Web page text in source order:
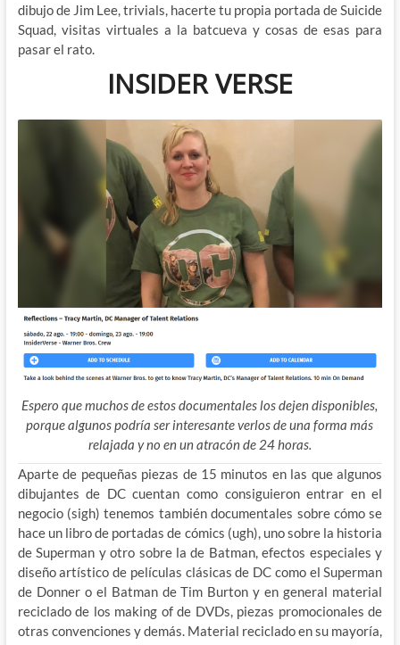
dibujo de Jim Lee, trivials, hacerte tu propia portada de Suicide
Squad, visitas virtuales a la batcueva y cosas de esas para
pasar el rato.
INSIDER VERSE
Espero que muchos de estos documentales los dejen disponibles,
porque algunos podría ser interesante verlos de una forma más
relajada y no en un atracón de 24 horas.
Aparte de pequeñas piezas de 15 minutos en las que algunos
dibujantes de DC cuentan como consiguieron entrar en el
negocio (sigh) tenemos también documentales sobre cómo se
hace un libro de portadas de cómics (ugh), uno sobre la historia
de Superman y otro sobre la de Batman, efectos especiales y
diseño artístico de películas clásicas de DC como el Superman
de Donner o el Batman de Tim Burton y en general material
reciclado de los making of de DVDs, piezas promocionales de
otras convenciones y demás. Material reciclado en su mayoría,